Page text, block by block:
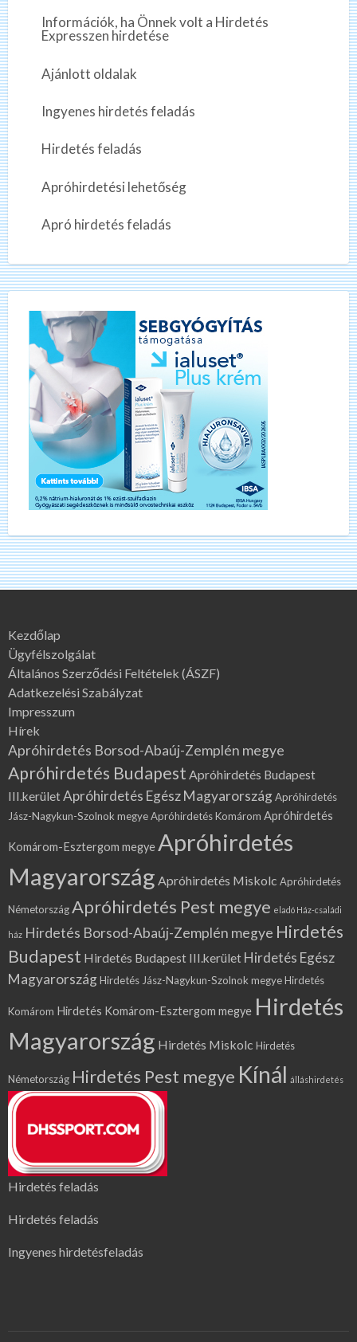
Információk, ha Önnek volt a Hirdetés
Expresszen hirdetése
Ajánlott oldalak
Ingyenes hirdetés feladás
Hirdetés feladás
Apróhirdetési lehetőség
Apró hirdetés feladás
Kezdőlap
Ügyfélszolgálat
Általános Szerződési Feltételek (ÁSZF)
Adatkezelési Szabályzat
Impresszum
Hírek
Apróhirdetés Borsod-Abaúj-Zemplén megye
Apróhirdetés Budapest Apróhirdetés Budapest
III.kerületApróhirdetés Egész MagyarországApróhirdetés
Jász-Nagykun-Szolnok megyeApróhirdetés Komárom Apróhirdetés
Komárom-Esztergom megye Apróhirdetés
Magyarország Apróhirdetés Miskolc Apróhirdetés
NémetországApróhirdetés Pest megye eladó Ház-családi
ház Hirdetés Borsod-Abaúj-Zemplén megye Hirdetés
Budapest Hirdetés Budapest III.kerület Hirdetés Egész
MagyarországHirdetés Jász-Nagykun-Szolnok megyeHirdetés
Komárom Hirdetés Komárom-Esztergom megye Hirdetés
Magyarország Hirdetés Miskolc Hirdetés
Németország Hirdetés Pest megye Kínál álláshirdetés
Hirdetés feladás
Hirdetés feladás
Ingyenes hirdetésfeladás